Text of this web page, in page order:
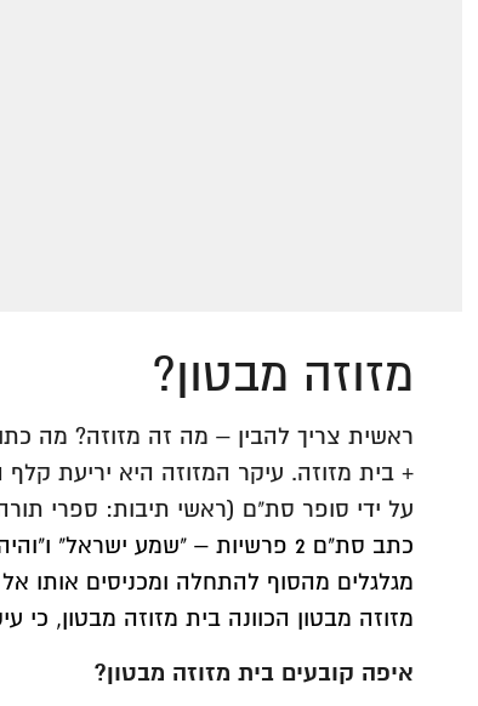
מזוזה מבטון?
ראשית צריך להבין – מה זה מזוזה? מה
+ בית מזוזה. עיקר המזוזה היא יריעת
על ידי סופר סת"ם (ראשי תיבות: ספרי
כתב סת"ם 2 פרשיות – "שמע
מגלגלים מהסוף להתחלה ומכניסים אותו
מזוזה מבטון הכוונה בית מזוזה מבטון, כי
איפה קובעים בית מזוזה מבטון?